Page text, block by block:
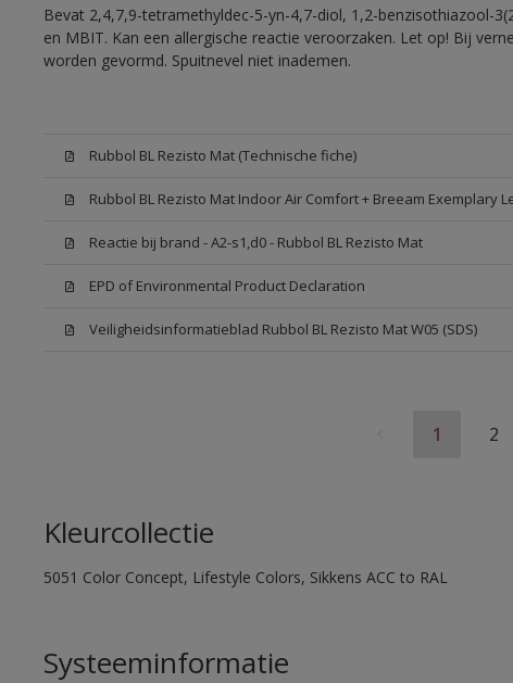
Bevat 2,4,7,9-tetramethyldec-5-yn-4,7-diol, 1,2-benzisothiazool-
en MBIT. Kan een allergische reactie veroorzaken. Let op! Bij
worden gevormd. Spuitnevel niet inademen.
Rubbol BL Rezisto Mat (Technische fiche)
Rubbol BL Rezisto Mat Indoor Air Comfort + Breeam Exemplary
Reactie bij brand - A2-s1,d0 - Rubbol BL Rezisto Mat
EPD of Environmental Product Declaration
Veiligheidsinformatieblad Rubbol BL Rezisto Mat W05 (SDS)
1 2
Kleurcollectie
5051 Color Concept, Lifestyle Colors, Sikkens ACC to RAL
Systeeminformatie